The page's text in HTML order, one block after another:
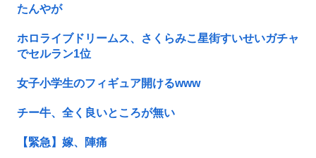
たんやが
ホロライブドリームス、さくらみこ星街すいせいガチャ
でセルラン1位
女子小学生のフィギュア開けるwww
チー牛、全く良いところが無い
【緊急】嫁、陣痛